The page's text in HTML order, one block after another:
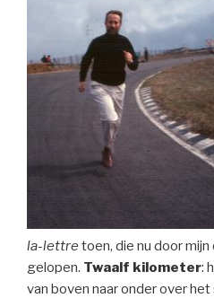
la-lettre toen, die nu door
gelopen. Twaalf kilometer:
van boven naar onder over